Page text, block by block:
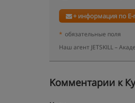
+ информация по E-
* обязательные поля
Наш агент JETSKILL –
Kомментарии к